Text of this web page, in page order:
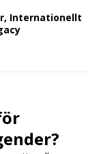
Internationellt